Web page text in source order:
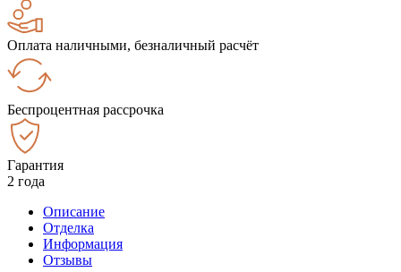
Оплата наличными, безналичный расчёт
Беспроцентная рассрочка
Гарантия
2 года
Описание
Отделка
Информация
Отзывы